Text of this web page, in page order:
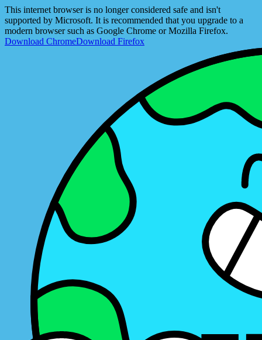
This internet browser is no longer considered safe and isn't
supported by Microsoft. It is recommended that you upgrade to a
modern browser such as Google Chrome or Mozilla Firefox.
Download ChromeDownload Firefox